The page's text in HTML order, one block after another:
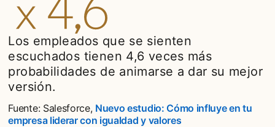
Los empleados que se sienten
escuchados tienen 4,6 veces más
probabilidades de animarse a dar su mejor
versión.
Fuente: Salesforce, Nuevo estudio: Cómo influye en tu
empresa liderar con igualdad y valores